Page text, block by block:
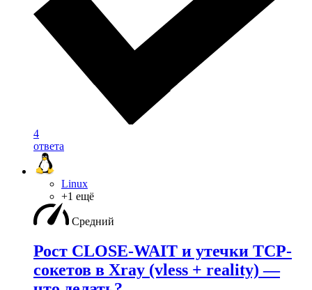
4
ответа
Linux
+1 ещё
Средний
Рост CLOSE-WAIT и утечки TCP-
сокетов в Xray (vless + reality) —